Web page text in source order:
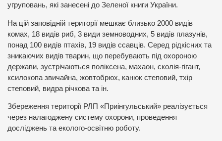
угруповань, які занесені до Зеленої книги України.
На цій заповідній території мешкає близько 2000 видів
комах, 18 видів риб, 3 види земноводних, 5 видів плазунів,
понад 100 видів птахів, 19 видів ссавців. Серед рідкісних та
зникаючих видів тварин, що перебувають під охороною
держави, зустрічаються поліксена, махаон, сколія-гігант,
ксилокопа звичайна, жовтобрюх, канюк степовий, тхір
степовий, видра річкова та ін.
Збереження території РЛП «Приінгульський» реалізується
через налагоджену систему охорони, проведення
досліджень та еколого-освітню роботу.